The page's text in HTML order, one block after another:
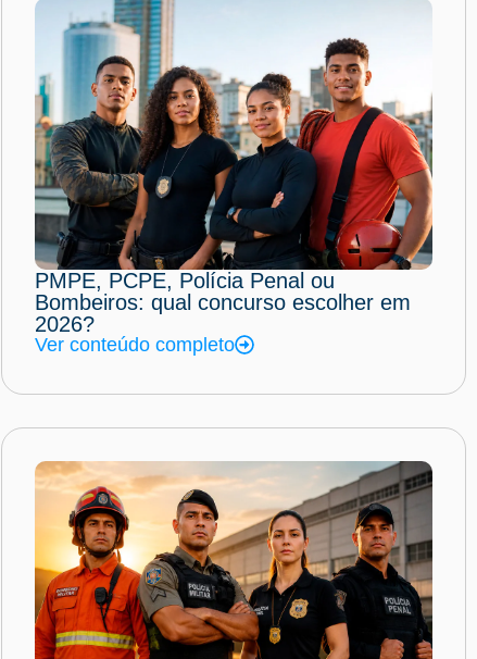
PMPE, PCPE, Polícia Penal ou
Bombeiros: qual concurso escolher em
2026?
Ver conteúdo completo